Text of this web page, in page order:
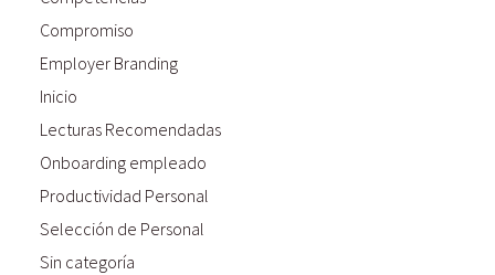
Compromiso
Employer Branding
Inicio
Lecturas Recomendadas
Onboarding empleado
Productividad Personal
Selección de Personal
Sin categoría